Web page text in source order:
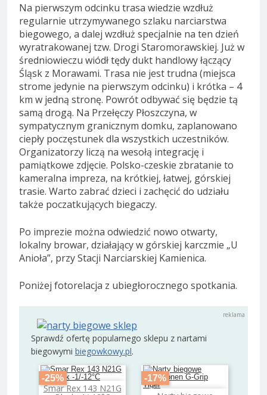
Na pierwszym odcinku trasa wiedzie wzdłuż
regularnie utrzymywanego szlaku narciarstwa
biegowego, a dalej wzdłuż specjalnie na ten dzień
wyratrakowanej tzw. Drogi Staromorawskiej. Już w
średniowieczu wiódł tędy dukt handlowy łączący
Śląsk z Morawami. Trasa nie jest trudna (miejsca
strome jedynie na pierwszym odcinku) i krótka – 4
km w jedną stronę. Powrót odbywać się będzie tą
samą drogą. Na Przełęczy Płoszczyna, w
sympatycznym granicznym domku, zaplanowano
ciepły poczęstunek dla wszystkich uczestników.
Organizatorzy liczą na wesołą integrację i
pamiątkowe zdjęcie. Polsko-czeskie zbratanie to
kameralna impreza, na krótkiej, łatwej, górskiej
trasie. Warto zabrać dzieci i zachęcić do udziału
także poczatkujących biegaczy.
Po imprezie można odwiedzić nowo otwarty,
lokalny browar, działający w górskiej karczmie „U
Anioła”, przy Stacji Narciarskiej Kamienica.
Poniżej fotorelacja z ubiegłorocznego spotkania.
Sprawdź ofertę popularnego sklepu z nartami
biegowymi biegowkowy.pl.
-25%
Smar Rex 143 N21G
Dodaj do koszyka
-17%